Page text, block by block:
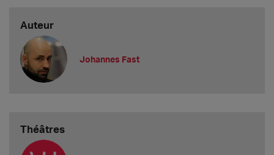
Auteur
Johannes Fast
Théâtres